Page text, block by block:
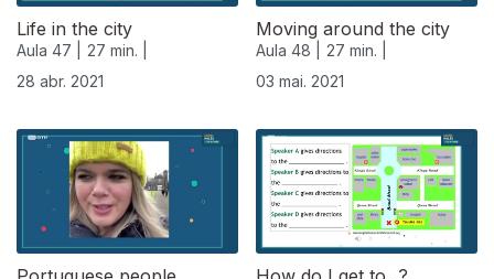
Life in the city
Aula 47 |
27 min. |
28 abr. 2021
Moving around the city
Aula 48 |
27 min. |
03 mai. 2021